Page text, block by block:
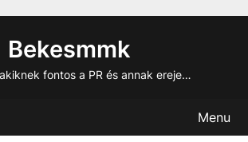
Bekesmmk
fontos a PR és annak ereje…
Menu